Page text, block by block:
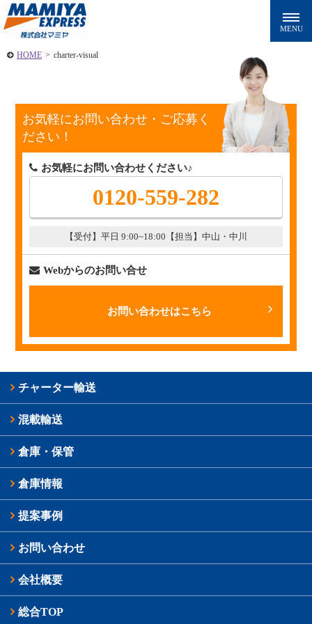
HOME > charter-visual
お気軽にお問い合わせ・ご応募く
ださい！
お気軽にお問い合わせください♪
0120-559-282
【受付】平日 9:00~18:00 【担当】中山・中川
Webからのお問い合せ
お問い合わせはこちら
チャーター輸送
混載輸送
倉庫・保管
倉庫情報
提案事例
お問い合わせ
会社概要
総合TOP